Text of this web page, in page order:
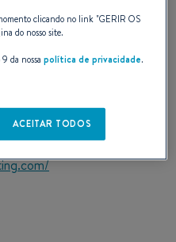
clicando no link "GERIR OS
do nosso site.
9 da nossapolítica de privacidade.
ACEITAR TODOS